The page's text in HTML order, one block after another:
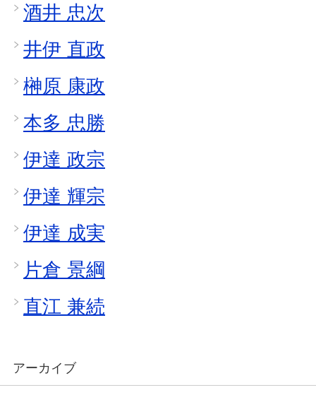
酒井 忠次
井伊 直政
榊原 康政
本多 忠勝
伊達 政宗
伊達 輝宗
伊達 成実
片倉 景綱
直江 兼続
アーカイブ